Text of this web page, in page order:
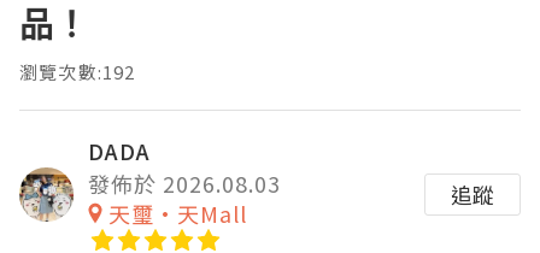
品！
瀏覽次數:192
DADA
發佈於 2026.08.03
天璽•天Mall
追蹤